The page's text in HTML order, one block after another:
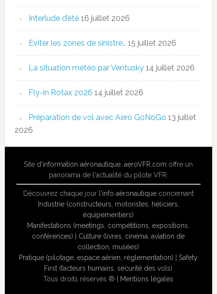
Interlude d’été 16 juillet 2026
Eviter les zones de sinistre… 15 juillet 2026
La situation météo par Ventusky 14 juillet 2026
Fly-in Rotax 2026 14 juillet 2026
Préparation de vol avec Aero GoNoGo 13 juillet
2026
Site d'information aéronautique,aeroVFR.com offre un
panorama de l'actualité du pilote VFR.
Découvrez chaque jour l'info aéronautiqueconcernant
Industrie (constructeurs, motoristes, héliciers,
équipementiers)
Manifestations (meetings, compétitions, expositions,
conférences)
Culture (livres, cinéma, aviation de
collection, musées)
Pratique (pilotage, espace aérien, réglementation) |Safety
First (facteurs humains, sécurité des vols)
Tous droits réservés ® | Mentions légales